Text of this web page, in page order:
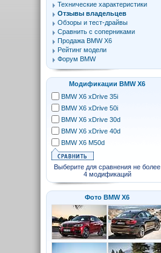
Технические характеристики
Отзывы владельцев
Обзоры и тест-драйвы
Сравнить с соперниками
Продажа BMW X6
Рейтинг модели
Форум BMW
Модификации BMW X6
BMW X6 xDrive 35i
BMW X6 xDrive 50i
BMW X6 xDrive 30d
BMW X6 xDrive 40d
BMW X6 M50d
Выберите для сравнения не более
4 модификаций
Фото BMW X6